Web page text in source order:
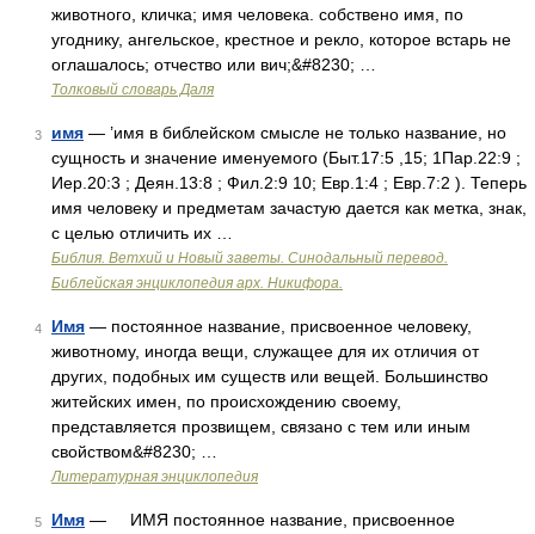
животного, кличка; имя человека. собствено имя, по
угоднику, ангельское, крестное и рекло, которое встарь не
оглашалось; отчество или вич;&#8230; …
Толковый словарь Даля
3 имя — ’имя в библейском смысле не только название, но
сущность и значение именуемого (Быт.17:5 ,15; 1Пар.22:9 ;
Иер.20:3 ; Деян.13:8 ; Фил.2:9 10; Евр.1:4 ; Евр.7:2 ). Теперь
имя человеку и предметам зачастую дается как метка, знак,
с целью отличить их …
Библия. Ветхий и Новый заветы. Синодальный перевод.
Библейская энциклопедия арх. Никифора.
4 Имя — постоянное название, присвоенное человеку,
животному, иногда вещи, служащее для их отличия от
других, подобных им существ или вещей. Большинство
житейских имен, по происхождению своему,
представляется прозвищем, связано с тем или иным
свойством&#8230; …
Литературная энциклопедия
5 Имя — ИМЯ постоянное название, присвоенное